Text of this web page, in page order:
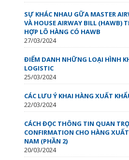
SỰ KHÁC NHAU GỮA MASTER
VÀ HOUSE AIRWAY BILL (HAWB)
HỢP LÔ HÀNG CÓ HAWB
27/03/2024
ĐIỂM DANH NHỮNG LOẠI HÌNH
LOGISTIC
25/03/2024
CÁC LƯU Ý KHAI HÀNG XUẤT
22/03/2024
CÁCH ĐỌC THÔNG TIN QUAN
CONFIRMATION CHO HÀNG
NAM (PHẦN 2)
20/03/2024